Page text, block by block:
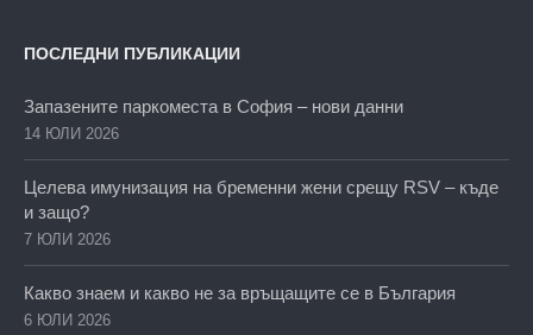
ПОСЛЕДНИ ПУБЛИКАЦИИ
Запазените паркоместа в София – нови данни
14 ЮЛИ 2026
Целева имунизация на бременни жени срещу RSV – къде
и защо?
7 ЮЛИ 2026
Какво знаем и какво не за връщащите се в България
6 ЮЛИ 2026